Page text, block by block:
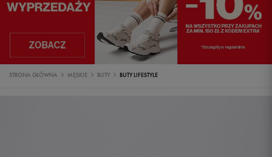
STRONA GŁÓWNA MĘSKIE BUTY BUTY LIFESTYLE